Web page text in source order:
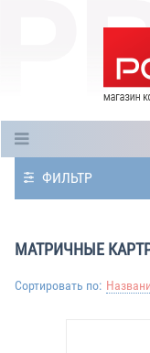
ФИЛЬТР
МАТРИЧНЫЕ
Сортировать по: